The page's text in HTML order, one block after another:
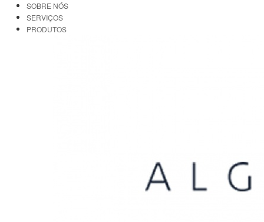
SOBRE NÓS
SERVIÇOS
PRODUTOS